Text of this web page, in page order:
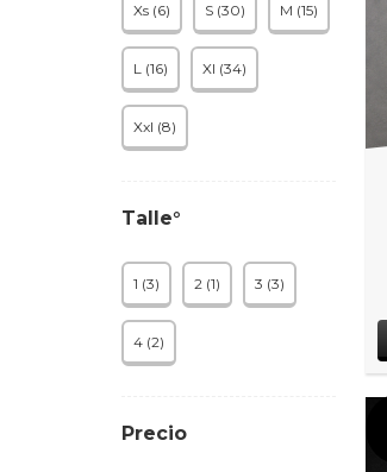
Xs (6) S (30) M (15)
L (16) Xl (34)
Xxl (8)
Talle°
1 (3) 2 (1) 3 (3)
4 (2)
Precio